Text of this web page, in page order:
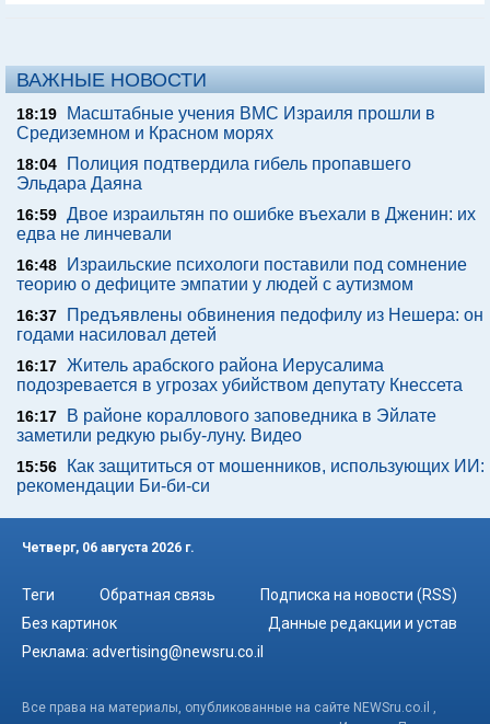
ВАЖНЫЕ НОВОСТИ
18:19
Масштабные учения ВМС Израиля прошли в
Средиземном и Красном морях
18:04
Полиция подтвердила гибель пропавшего
Эльдара Даяна
16:59 Двое израильтян по ошибке въехали в Дженин: их
едва не линчевали
16:48
Израильские психологи поставили под сомнение
теорию о дефиците эмпатии у людей с аутизмом
16:37
Предъявлены обвинения педофилу из Нешера: он
годами насиловал детей
16:17 Житель арабского района Иерусалима
подозревается в угрозах убийством депутату Кнессета
16:17
В районе кораллового заповедника в Эйлате
заметили редкую рыбу-луну. Видео
15:56
Как защититься от мошенников, использующих ИИ:
рекомендации Би-би-си
Четверг, 06 августа 2026 г.
Теги Обратная связь
Подписка на новости (RSS)
Без картинок
Данные редакции и устав
Реклама: advertising@newsru.co.il
Все права на материалы, опубликованные на сайте NEWSru.co.il ,